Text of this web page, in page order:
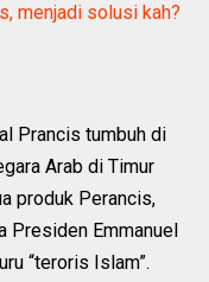
menjadi solusi kah?
Prancis tumbuh di
Arab di Timur
produk Perancis,
Presiden Emmanuel
“teroris Islam”.